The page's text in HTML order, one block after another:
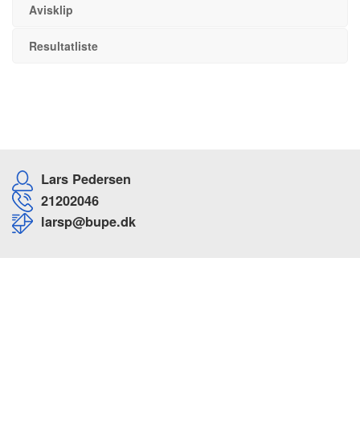
Avisklip
Resultatliste
Lars Pedersen
21202046
larsp@bupe.dk